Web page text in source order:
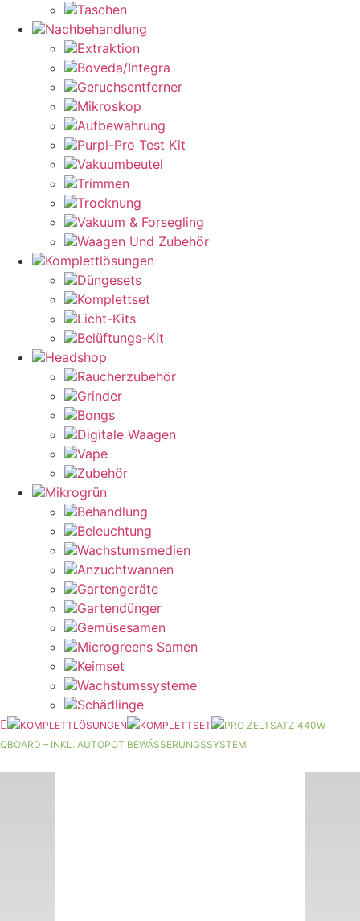
Taschen
Nachbehandlung
Extraktion
Boveda/Integra
Geruchsentferner
Mikroskop
Aufbewahrung
Purpl-Pro Test Kit
Vakuumbeutel
Trimmen
Trocknung
Vakuum & Forsegling
Waagen Und Zubehör
Komplettlösungen
Düngesets
Komplettset
Licht-Kits
Belüftungs-Kit
Headshop
Raucherzubehör
Grinder
Bongs
Digitale Waagen
Vape
Zubehör
Mikrogrün
Behandlung
Beleuchtung
Wachstumsmedien
Anzuchtwannen
Gartengeräte
Gartendünger
Gemüsesamen
Microgreens Samen
Keimset
Wachstumssysteme
Schädlinge
KOMPLETTLÖSUNGEN KOMPLETTSET
PRO ZELTSATZ 440W
QBOARD – INKL. AUTOPOT BEWÄSSERUNGSSYSTEM